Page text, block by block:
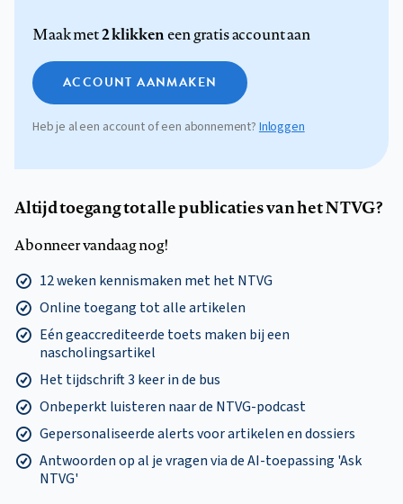
Maak met2 klikkeneen gratis account aan
ACCOUNT AANMAKEN
Heb je al een account of een abonnement? Inloggen
Altijd toegang tot alle publicaties van het NTVG?
Abonneer vandaag nog!
12 weken kennismaken met het NTVG
Online toegang tot alle artikelen
Eén geaccrediteerde toets maken bij een
nascholingsartikel
Het tijdschrift 3 keer in de bus
Onbeperkt luisteren naar de NTVG-podcast
Gepersonaliseerde alerts voor artikelen en dossiers
Antwoorden op al je vragen via de AI-toepassing 'Ask
NTVG'